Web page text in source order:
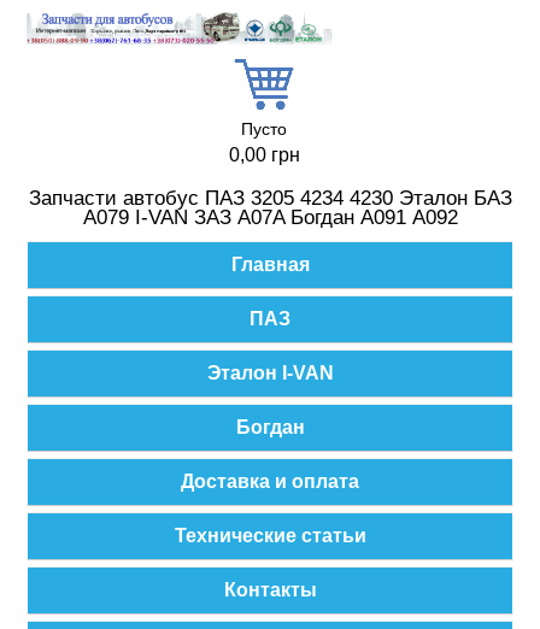
Пусто
0,00 грн
Запчасти автобус ПАЗ 3205 4234 4230 Эталон БАЗ
А079 I-VAN ЗАЗ A07A Богдан А091 А092
Главная
ПАЗ
Эталон I-VAN
Богдан
Доставка и оплата
Технические статьи
Контакты